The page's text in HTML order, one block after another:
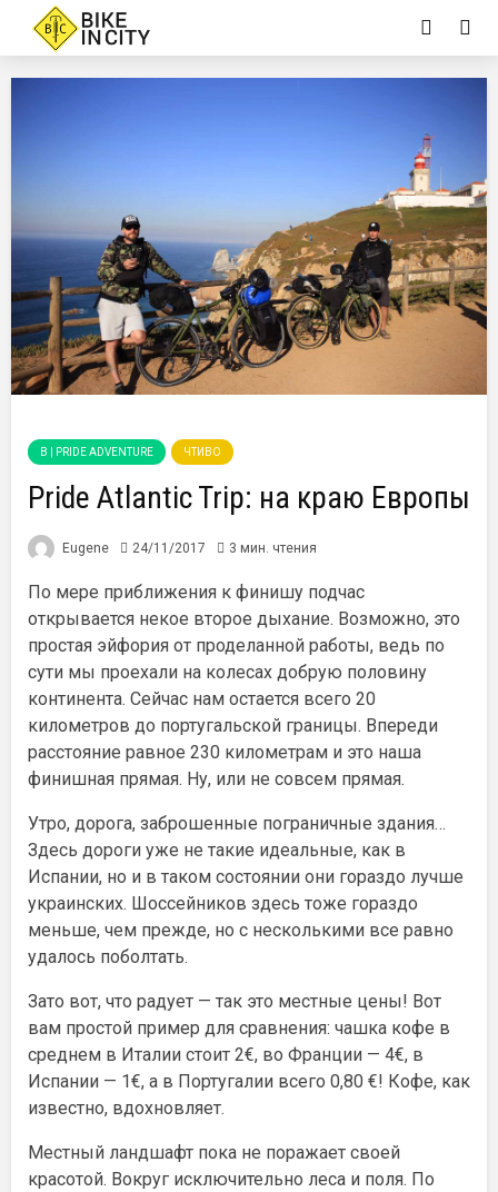
B | PRIDE ADVENTURE ЧТИВО
Pride Atlantic Trip: на краю Европы
Eugene 24/11/2017 3 мин. чтения
По мере приближения к финишу подчас
открывается некое второе дыхание. Возможно, это
простая эйфория от проделанной работы, ведь по
сути мы проехали на колесах добрую половину
континента. Сейчас нам остается всего 20
километров до португальской границы. Впереди
расстояние равное 230 километрам и это наша
финишная прямая. Ну, или не совсем прямая.
Утро, дорога, заброшенные пограничные здания…
Здесь дороги уже не такие идеальные, как в
Испании, но и в таком состоянии они гораздо лучше
украинских. Шоссейников здесь тоже гораздо
меньше, чем прежде, но с несколькими все равно
удалось поболтать.
Зато вот, что радует — так это местные цены! Вот
вам простой пример для сравнения: чашка кофе в
среднем в Италии стоит 2€, во Франции — 4€, в
Испании — 1€, а в Португалии всего 0,80 €! Кофе, как
известно, вдохновляет.
Местный ландшафт пока не поражает своей
красотой. Вокруг исключительно леса и поля. По